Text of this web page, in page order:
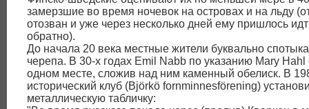
замерзшие во время ночевок на островах и на льду
отозван и уже через несколько дней ему пришлось
обратно).
До начала 20 века местные жители буквально
черепа. В 30-х годах Emil Nabb по указанию Mary Hahl
одном месте, сложив над ним каменный обелиск. В
исторический клуб (Björkö fornminnesförening)
металлическую табличку: